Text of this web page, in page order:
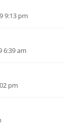
9:13 pm
6:39 am
pm